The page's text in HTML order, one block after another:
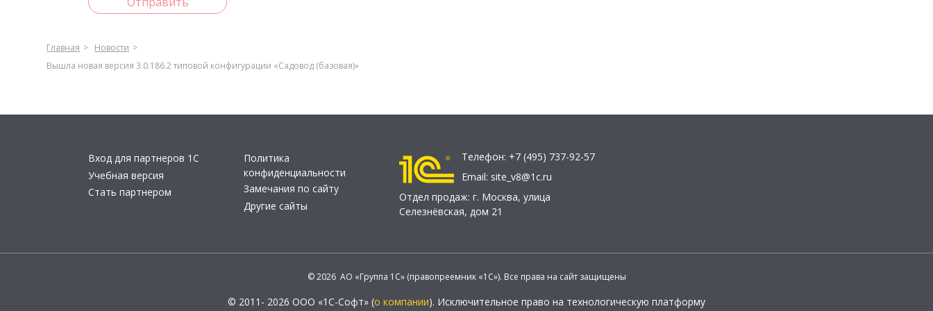
Главная
Новости
Вышла новая версия 3.0.186.2 типовой конфигурации «Садовод (базовая)»
Вход для партнеров 1С
Учебная версия
Стать партнером
Политика
конфиденциальности
Замечания по сайту
Другие сайты
Телефон: +7 (495) 737-92-57
Email: site_v8@1c.ru
Отдел продаж: г. Москва, улица
Селезнёвская, дом 21
© 2026 АО «Группа 1С» (правопреемник «1С»). Все права на сайт защищены
© 2011- 2026 ООО «1С-Софт» (о компании). Исключительное право на технологическую платформу